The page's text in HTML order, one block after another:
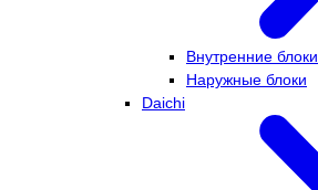
Внутренние блоки
Наружные блоки
Daichi